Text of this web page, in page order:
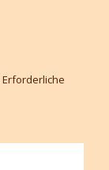
Erforderliche